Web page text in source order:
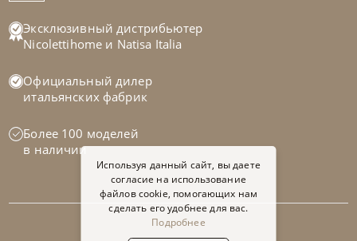
Эксклюзивный дистрибьютер
Nicolettihome и Natisa Italia
Официальный дилер
итальянских фабрик
Более 100 моделей
в наличии
Используя данный сайт, вы даете
согласие на использование
файлов cookie, помогающих нам
сделать его удобнее для вас.
Подробнее